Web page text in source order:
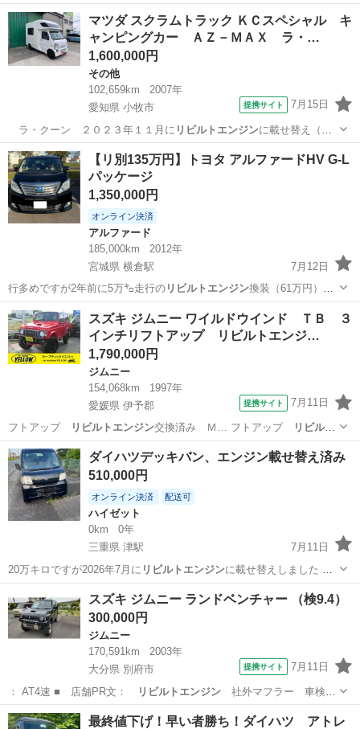
熊本 宇土市 宇土駅 エブリイ
マツダ スクラムトラック ＫＣスペシャル キ
ャンピングカー ＡＺ－ＭＡＸ ラ・…
1,600,000円
その他
102,659km
2007年
愛知県 小牧市
提携サイト 7月15日
ラ・クーン ２０２３年１１月に リビルトエンジンに載せ替え（約
９０，０００ｋｍ時…
愛知 小牧市 その他
【リ別135万円】トヨタ アルファードHV G-L
パッケージ
1,350,000円
オンライン決済
アルファード
185,000km
2012年
宮城県 横倉駅
7月12日
行多めですが2年前に5万㌔走行のリビルトエンジン換装（61万円）し
ておりますので…
宮城 角田市 横倉駅 アルファード
エグゼクティブパワーシート
スズキ ジムニー ワイルドウインド ＴＢ ３
インチリフトアップ リビルトエンジ…
1,790,000円
ジムニー
154,068km
1997年
愛媛県 伊予郡
提携サイト 7月11日
フトアップ リビルトエンジン交換済み Ｍ… フトアップ
リビルト
エンジン交換済 入庫…
愛媛 伊予郡 ジムニー
ダイハツデッキバン、エンジン載せ替え済み
510,000円
オンライン決済 配送可
ハイゼット
0km
0年
三重県 津駅
7月11日
20万キロですが2026年7月に リビルトエンジンに載せ替えしました ラ
ジエーター…
津駅
スズキ ジムニー ランドベンチャー （検9.4）
300,000円
ジムニー
170,591km
2003年
大分県 別府市
提携サイト 7月11日
： AT4速 ■ 店舗PR文： リビルトエンジン社外マフラー 車検９
年４月 ■…
大分 別府市 ジムニー
最終値下げ！早い者勝ち！ダイハツ アトレ